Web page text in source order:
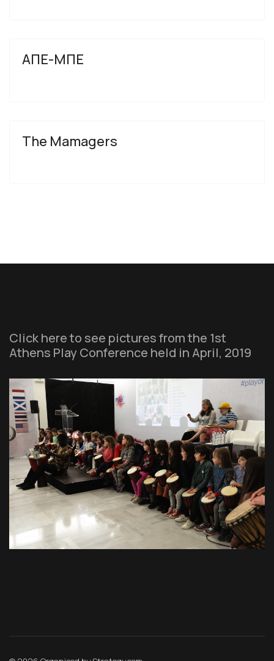
ΑΠΕ-ΜΠΕ
The Mamagers
Click here to see pictures from the 1st
Athens Play Conference held in April, 2019